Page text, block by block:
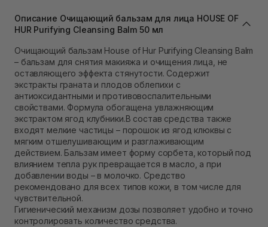
Самовывоз г. Львов ул. Степана Бандеры 43
В наличии
В наличии
Самовывоз г. Ровно, ул. Кулика и Гудачека 23 (ТЦ
Экватор)
В наличии
Описание Очищающий бальзам для лица HOUSE OF
HUR Purifying Cleansing Balm 50 мл
Очищающий бальзам House of Hur Purifying Cleansing Balm
– бальзам для снятия макияжа и очищения лица, не
оставляющего эффекта стянутости. Содержит
экстракты граната и плодов облепихи с
антиоксидантными и противовоспалительными
свойствами. Формула обогащена увлажняющим
экстрактом ягод клубники.В состав средства также
входят мелкие частицы – порошок из ягод клюквы с
мягким отшелушивающим и разглаживающим
действием. Бальзам имеет форму сорбета, который под
влиянием тепла рук превращается в масло, а при
добавлении воды – в молочко. Средство
рекомендовано для всех типов кожи, в том числе для
чувствительной.
Гигиенический механизм дозы позволяет удобно и точно
контролировать количество средства.